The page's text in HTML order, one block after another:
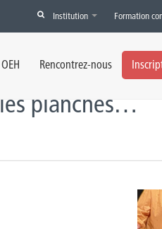
Institution Formation
OEH Rencontrez-nous
planches…